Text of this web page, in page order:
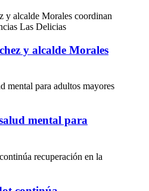
y alcalde Morales
mental para